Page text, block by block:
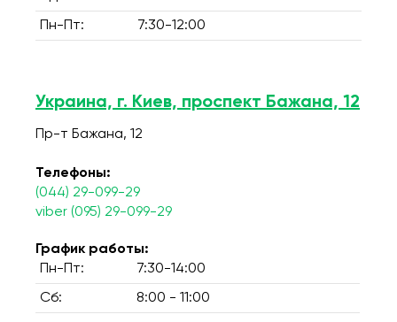
Пн-Пт: 7:30-12:00
Украина, г. Киев, проспект Бажана, 12
Пр-т Бажана, 12
Телефоны:
(044) 29-099-29
viber (095) 29-099-29
График работы:
Пн-Пт:
7:30-14:00
Сб: 8:00 - 11:00